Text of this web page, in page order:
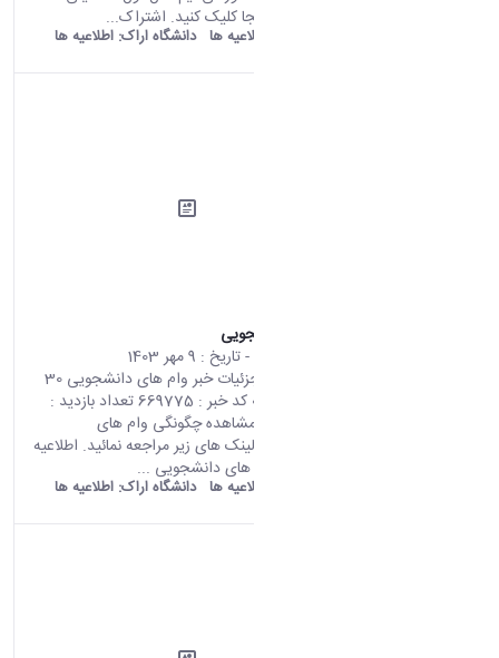
اطلاعیه ها دانشگاه اراک: اطلاعیه ها
وام های دانشجویی
- تاریخ : 9 مهر 1403
صفحه اصلی جزئیات خبر وام های دانشجویی 30
09 2024 05:20 کد خبر : 669775 تعداد بازدید :
21357 جهت مشاهده چگونگی وام های
دانشجویی به لینک های زیر مراجعه نمائید. اطلاعیه
درخواست وام های دانشجویی ...
اطلاعیه ها دانشگاه اراک: اطلاعیه ها